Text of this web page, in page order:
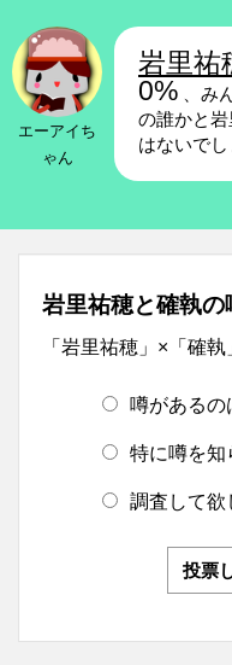
エーアイち
ゃん
岩里祐
0% 、み
の誰かと
はないでし
岩里祐穂と確執の
「岩里祐穂」×「確
噂があるの
特に噂を知
調査して欲
投票